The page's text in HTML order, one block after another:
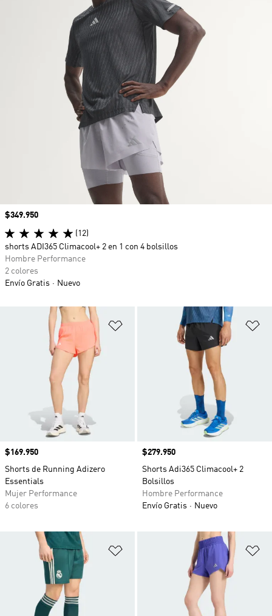
Añadir a la lista de deseos
Precio
$169.950
Shorts de Running Adizero
Essentials
Mujer Performance
6 colores
Precio
$279.950
Shorts Adi365 Climacool+ 2
Bolsillos
Hombre Performance
Envío Gratis
Nuevo
Añadir a la lista de deseos
Precio
$349.950
(12)
shorts ADI365 Climacool+ 2 en 1 con 4 bolsillos
Hombre Performance
2 colores
Envío Gratis
Nuevo